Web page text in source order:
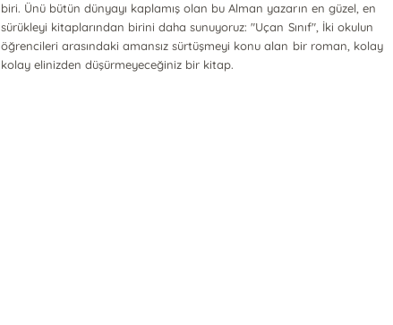
biri. Ünü bütün dünyayı kaplamış olan bu Alman yazarın en güzel, en
sürükleyi kitaplarından birini daha sunuyoruz: "Uçan Sınıf", İki okulun
öğrencileri arasındaki amansız sürtüşmeyi konu alan bir roman, kolay
kolay elinizden düşürmeyeceğiniz bir kitap.